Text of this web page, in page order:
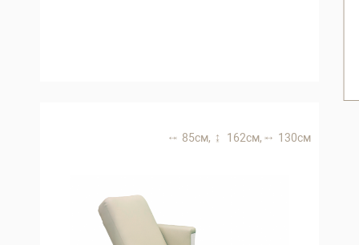
85 см, 162 см, 130 см